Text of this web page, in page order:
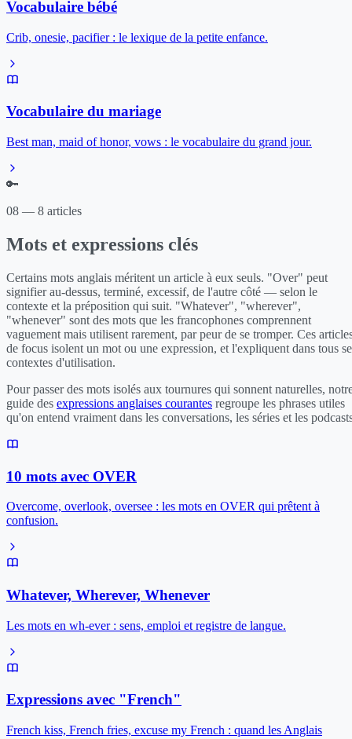
Vocabulaire bébé
Crib, onesie, pacifier : le lexique de la petite enfance.
Vocabulaire du mariage
Best man, maid of honor, vows : le vocabulaire du grand jour.
🔑
08 — 8 articles
Mots et expressions clés
Certains mots anglais méritent un article à eux seuls. "Over" peut
signifier au-dessus, terminé, excessif, de l'autre côté — selon le
contexte et la préposition qui suit. "Whatever", "wherever",
"whenever" sont des mots que les francophones comprennent
vaguement mais utilisent rarement, par peur de se tromper. Ces
de focus isolent un mot ou une expression, et l'expliquent dans tous
contextes d'utilisation.
Pour passer des mots isolés aux tournures qui sonnent naturelles,
guide des expressions anglaises courantes regroupe les phrases utiles
qu'on entend vraiment dans les conversations, les séries et les
10 mots avec OVER
Overcome, overlook, oversee : les mots en OVER qui prêtent à
confusion.
Whatever, Wherever, Whenever
Les mots en wh-ever : sens, emploi et registre de langue.
Expressions avec "French"
French kiss, French fries, excuse my French : quand les Anglais